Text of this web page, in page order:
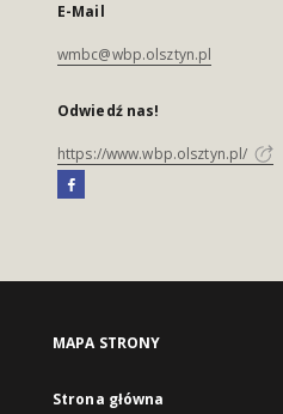
E-Mail
wmbc@wbp.olsztyn.pl
Odwiedź nas!
https://www.wbp.olsztyn.pl/
MAPA STRONY
Strona główna